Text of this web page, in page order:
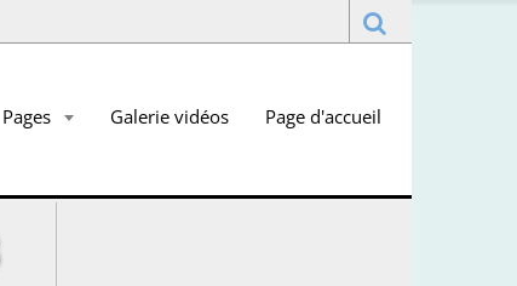
Pages Galerie vidéos Page d'accueil